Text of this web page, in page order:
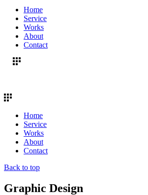
Home
Service
Works
About
Contact
Home
Service
Works
About
Contact
Back to top
Graphic Design